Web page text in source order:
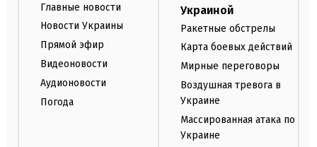
Главные новости
Новости Украины
Прямой эфир
Видеоновости
Аудионовости
Погода
Украиной
Ракетные обстрелы
Карта боевых действий
Мирные переговоры
Воздушная тревога в
Украине
Массированная атака по
Украине